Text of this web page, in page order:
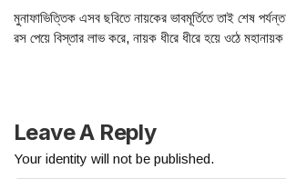
মুনাফাভিত্তিক এসব ছবিতে নায়কের ভাবমূর্তিতে তাই শেষ পর্যন্ত
রস পেয়ে বিস্তার লাভ করে, নায়ক ধীরে ধীরে হয়ে ওঠে
Leave A Reply
Your identity will not be published.